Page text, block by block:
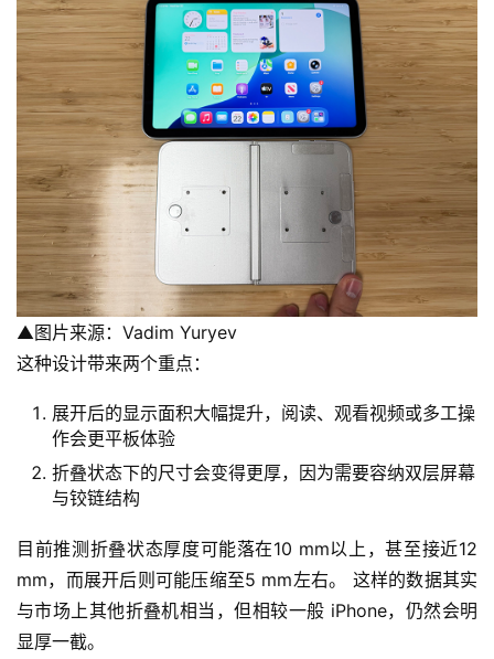
▲图片来源：Vadim Yuryev
这种设计带来两个重点：
展开后的显示面积大幅提升，阅读、观看视频或多工操
作会更平板体验
折叠状态下的尺寸会变得更厚，因为需要容纳双层屏幕
与铰链结构
目前推测折叠状态厚度可能落在10 mm以上，甚至接近12
mm，而展开后则可能压缩至5 mm左右。 这样的数据其实
与市场上其他折叠机相当，但相较一般 iPhone，仍然会明
显厚一截。